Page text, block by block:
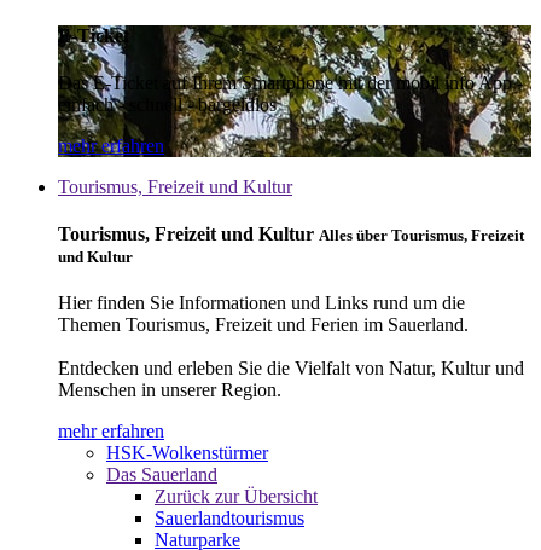
E-Ticket
Das E-Ticket auf Ihrem Smartphone mit der mobil info App -
einfach - schnell - bargeldlos
mehr erfahren
Tourismus, Freizeit und Kultur
Tourismus, Freizeit und Kultur Alles über Tourismus, Freizeit
und Kultur
Hier finden Sie Informationen und Links rund um die
Themen Tourismus, Freizeit und Ferien im Sauerland.
Entdecken und erleben Sie die Vielfalt von Natur, Kultur und
Menschen in unserer Region.
mehr erfahren
HSK-Wolkenstürmer
Das Sauerland
Zurück zur Übersicht
Sauerlandtourismus
Naturparke